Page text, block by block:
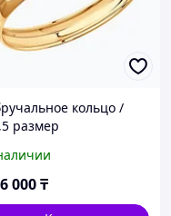
кольцо /
размер
000₸